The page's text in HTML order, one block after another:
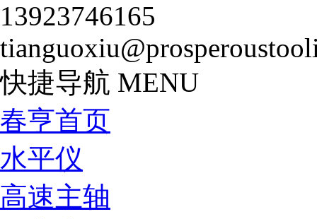
13923746165
快捷导航 MENU
春亨首页
水平仪
高速主轴